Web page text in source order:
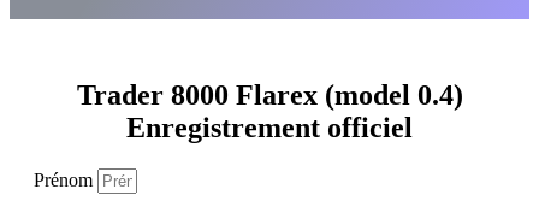
Trader 8000 Flarex (model 0.4)
Enregistrement officiel
Prénom